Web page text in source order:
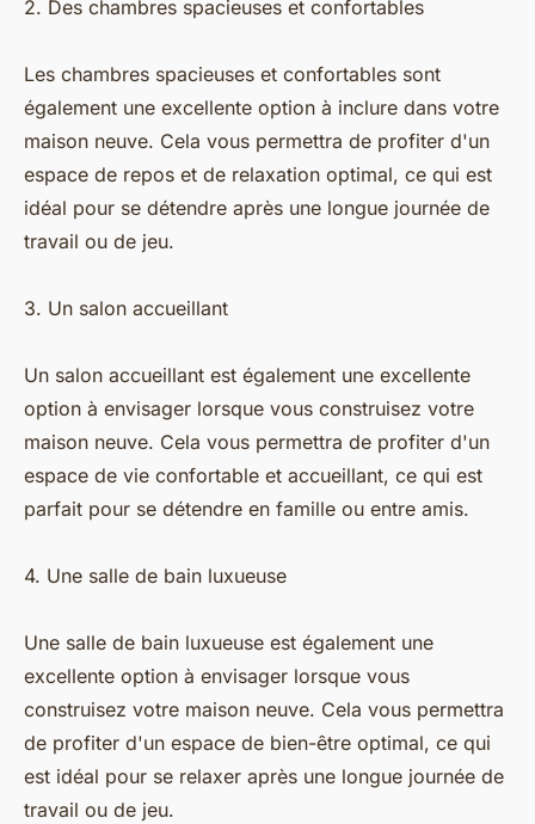
2. Des chambres spacieuses et confortables
Les chambres spacieuses et confortables sont
également une excellente option à inclure dans votre
maison neuve. Cela vous permettra de profiter d'un
espace de repos et de relaxation optimal, ce qui est
idéal pour se détendre après une longue journée de
travail ou de jeu.
3. Un salon accueillant
Un salon accueillant est également une excellente
option à envisager lorsque vous construisez votre
maison neuve. Cela vous permettra de profiter d'un
espace de vie confortable et accueillant, ce qui est
parfait pour se détendre en famille ou entre amis.
4. Une salle de bain luxueuse
Une salle de bain luxueuse est également une
excellente option à envisager lorsque vous
construisez votre maison neuve. Cela vous permettra
de profiter d'un espace de bien-être optimal, ce qui
est idéal pour se relaxer après une longue journée de
travail ou de jeu.